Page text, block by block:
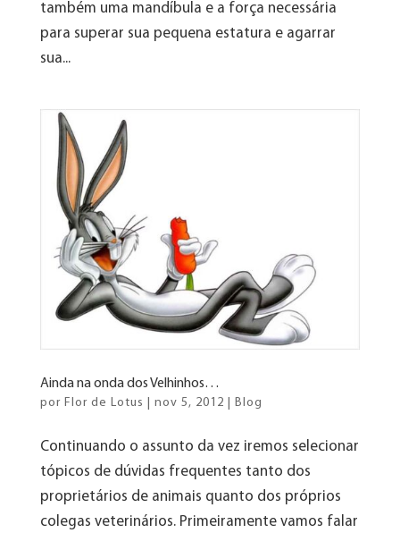
também uma mandíbula e a força necessária
para superar sua pequena estatura e agarrar
sua...
Ainda na onda dos Velhinhos…
por Flor de Lotus nov 5, 2012 Blog
Continuando o assunto da vez iremos selecionar
tópicos de dúvidas frequentes tanto dos
proprietários de animais quanto dos próprios
colegas veterinários. Primeiramente vamos falar